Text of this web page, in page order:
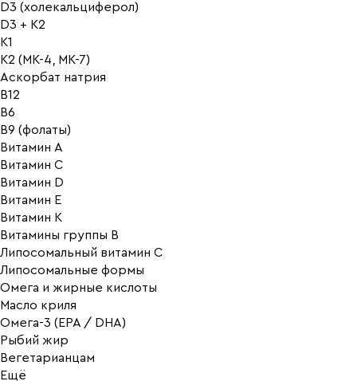
D3 (холекальциферол)
D3 + K2
K1
K2 (MK-4, MK-7)
Аскорбат натрия
В12
В6
В9 (фолаты)
Витамин A
Витамин C
Витамин D
Витамин E
Витамин K
Витамины группы B
Липосомальный витамин C
Липосомальные формы
Омега и жирные кислоты
Масло криля
Омега-3 (EPA / DHA)
Рыбий жир
Вегетарианцам
Ещё